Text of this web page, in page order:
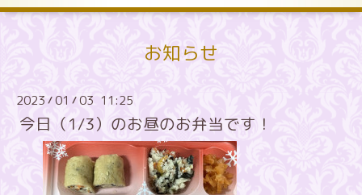
お知らせ
2023 /01 /03 11:25
今日（1/3）のお昼のお弁当です！